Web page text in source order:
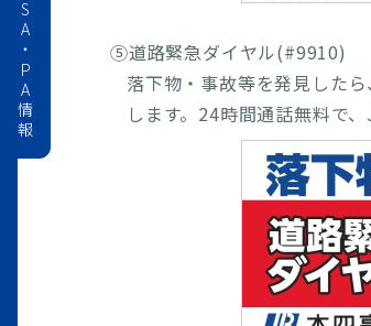
⑤道路緊急ダイヤル(#9910)
落下物・事故等を発見した
します。24時間通話無料で
SA・PA情報